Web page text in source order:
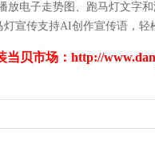
放电子走势图、跑马灯文字
宣传支持AI创作宣传语，轻
当贝市场： http://